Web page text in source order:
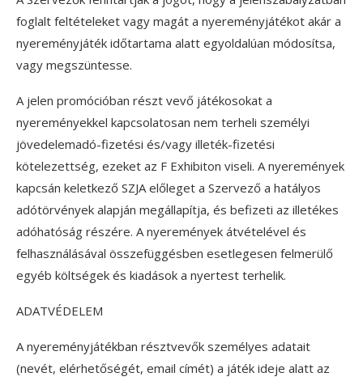
foglalt feltételeket vagy magát a nyereményjátékot akár a
nyereményjáték időtartama alatt egyoldalúan módosítsa,
vagy megszüntesse.
A jelen promócióban részt vevő játékosokat a
nyereményekkel kapcsolatosan nem terheli személyi
jövedelemadó-fizetési és/vagy illeték-fizetési
kötelezettség, ezeket az F Exhibiton viseli. A nyeremények
kapcsán keletkező SZJA előleget a Szervező a hatályos
adótörvények alapján megállapítja, és befizeti az illetékes
adóhatóság részére. A nyeremények átvételével és
felhasználásával összefüggésben esetlegesen felmerülő
egyéb költségek és kiadások a nyertest terhelik.
ADATVÉDELEM
A nyereményjátékban résztvevők személyes adatait
(nevét, elérhetőségét, email címét) a játék ideje alatt az